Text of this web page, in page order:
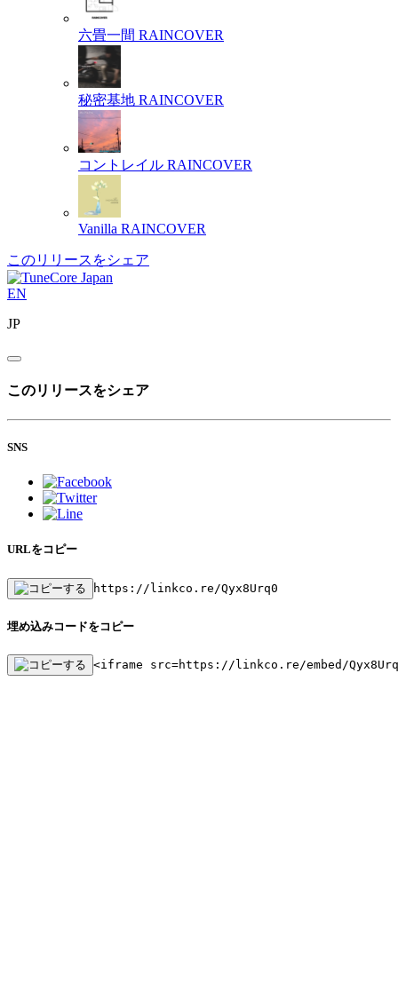
六畳一間 RAINCOVER
秘密基地 RAINCOVER
コントレイル RAINCOVER
Vanilla RAINCOVER
このリリースをシェア
EN
JP
このリリースをシェア
SNS
URLをコピー
https://linkco.re/Qyx8Urq0
埋め込みコードをコピー
<iframe src=https://linkco.re/embed/